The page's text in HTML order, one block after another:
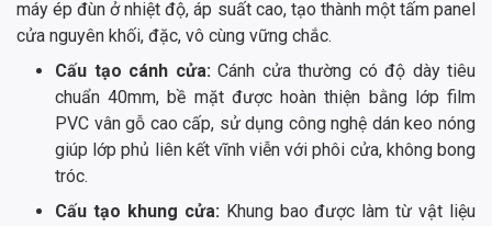
máy ép đùn ở nhiệt độ, áp suất cao, tạo thành một tấm panel
cửa nguyên khối, đặc, vô cùng vững chắc.
Cấu tạo cánh cửa:Cánh cửa thường có độ dày tiêu
chuẩn 40mm, bề mặt được hoàn thiện bằng lớp film
PVC vân gỗ cao cấp, sử dụng công nghệ dán keo nóng
giúp lớp phủ liên kết vĩnh viễn với phôi cửa, không bong
tróc.
Cấu tạo khung cửa: Khung bao được làm từ vật liệu